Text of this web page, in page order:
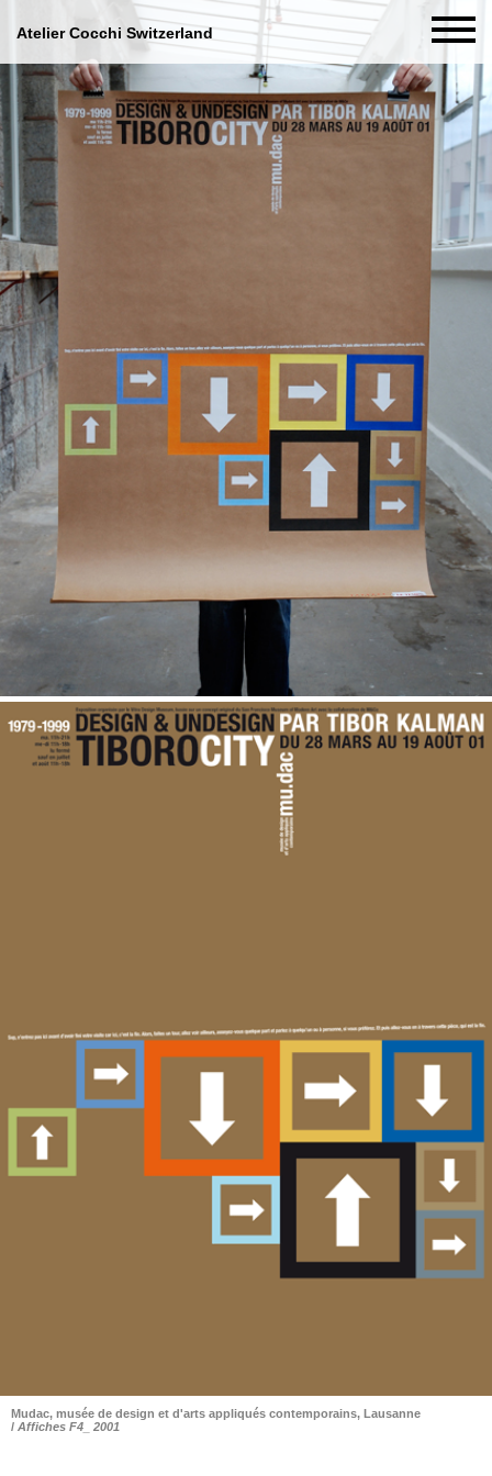
Atelier Cocchi Switzerland
Mudac, musée de design et d'arts appliqués contemporains, Lausanne
/ Affiches F4_ 2001